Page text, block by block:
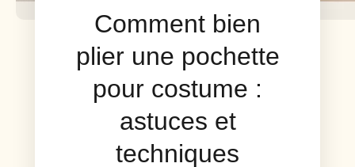
Comment bien
plier une pochette
pour costume :
astuces et
techniques